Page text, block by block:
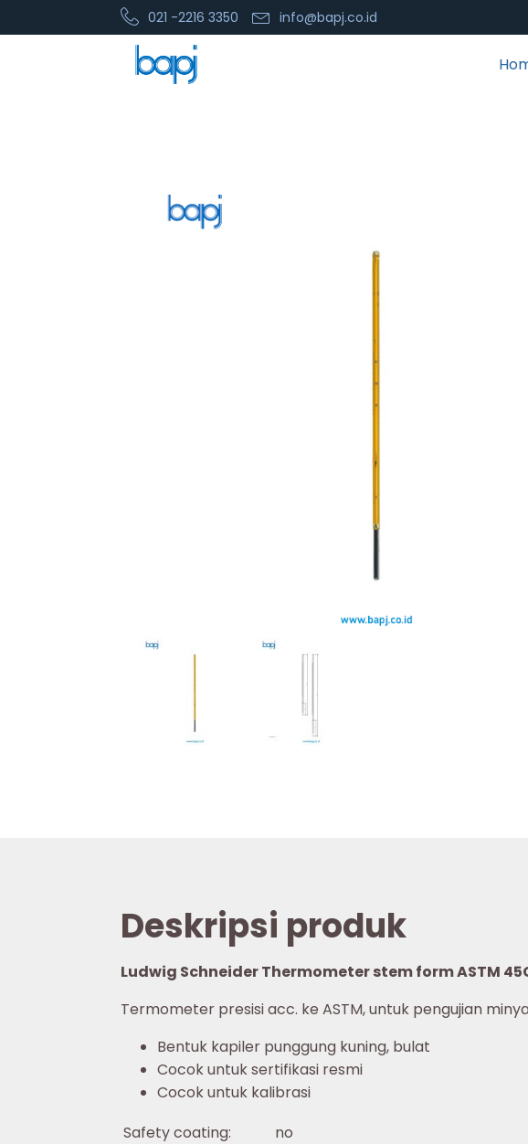
021 -2216 3350 info@bapj.co.id
Deskripsi produk
Ludwig Schneider Thermometer stem form ASTM
Termometer presisi acc. ke ASTM, untuk pengujian
Bentuk kapiler punggung kuning, bulat
Cocok untuk sertifikasi resmi
Cocok untuk kalibrasi
Safety coating:
no